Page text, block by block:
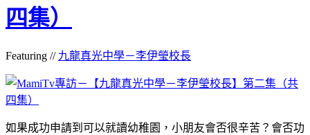
四集）
Featuring // 九龍真光中學－李伊瑩校長
如果成功申請到可以就讀幼稚園，小朋友會否很辛苦？會否功